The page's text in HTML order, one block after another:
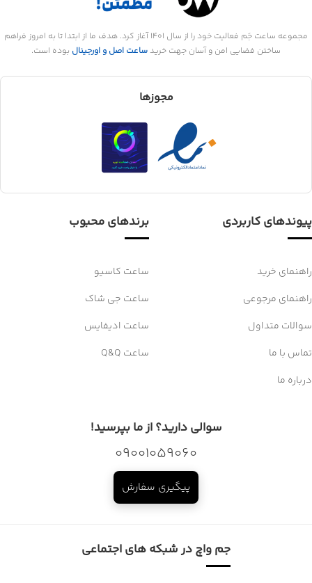
مجموعه ساعت جَم فعالیت خود را از سال 1401 آغاز کرد. هدف ما از ابتدا تا به امروز فراهم
ساختن فضایی امن و آسان جهت خرید ساعت اصل و اورجینال بوده است.
مجوزها
پیوندهای کاربردی
راهنمای خرید
راهنمای مرجوعی
سوالات متداول
تماس با ما
درباره ما
برندهای محبوب
ساعت کاسیو
ساعت جی شاک
ساعت ادیفایس
ساعت Q&Q
سوالی دارید؟ از ما بپرسید!
09001059060
پیگیری سفارش
جم واچ در شبکه های اجتماعی